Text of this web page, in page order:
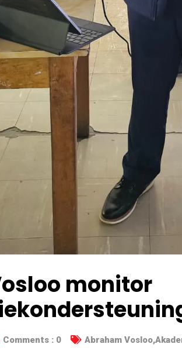
monitor
Comments : 0 Abraham Vosloo,